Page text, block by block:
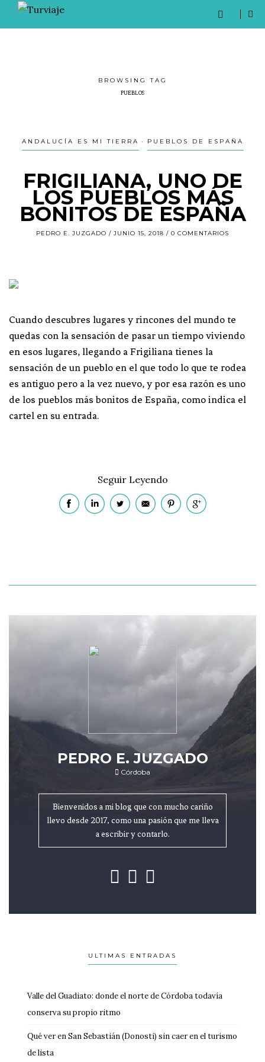
BROWSING TAG
PUEBLOS
ANDALUCÍA ES MI TIERRA PUEBLOS DE ESPAÑA
FRIGILIANA, UNO DE
LOS PUEBLOS MÁS
BONITOS DE ESPAÑA
PEDRO E. JUZGADO JUNIO 15, 2018 0 COMENTARIOS
Cuando descubres lugares y rincones del mundo te
quedas con la sensación de pasar un tiempo viviendo
en esos lugares, llegando a Frigiliana tienes la
sensación de un pueblo en el que todo lo que te rodea
es antiguo pero a la vez nuevo, y por esa razón es uno
de los pueblos más bonitos de España, como indica el
cartel en su entrada.
Seguir Leyendo
PEDRO E. JUZGADO
Córdoba
Bienvenidos a mi blog que con mucho cariño
llevo desde 2017, como una pasión que me lleva
a escribir y contarlo.
ULTIMAS ENTRADAS
Valle del Guadiato: donde el norte de Córdoba todavía
conserva su propio ritmo
Qué ver en San Sebastián (Donosti) sin caer en el turismo
de lista